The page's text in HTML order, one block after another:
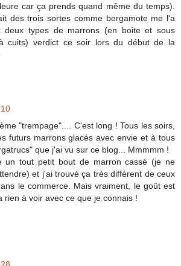
car ça prends quand même du temps).
des trois sortes comme bergamote me l'a
deux types de marrons (en boite et sous
cuits) verdict ce soir lors du début de la
"trempage".... C'est long ! Tous les soirs,
futurs marrons glacés avec envie et à tous
que j'ai vu sur ce blog... Mmmmm !
un tout petit bout de marron cassé (je ne
et j'ai trouvé ça très différent de ceux
le commerce. Mais vraiment, le goût est
rien à voir avec ce que je connais !